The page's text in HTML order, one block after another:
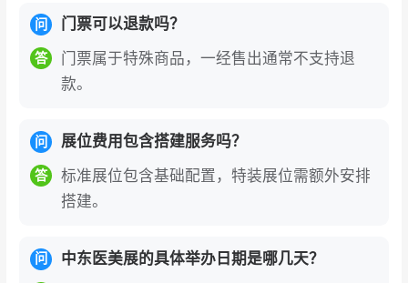
问 门票可以退款吗？
答
门票属于特殊商品，一经售出通常不支持退
款。
问 展位费用包含搭建服务吗？
答
标准展位包含基础配置，特装展位需额外安排
搭建。
问 中东医美展的具体举办日期是哪几天？